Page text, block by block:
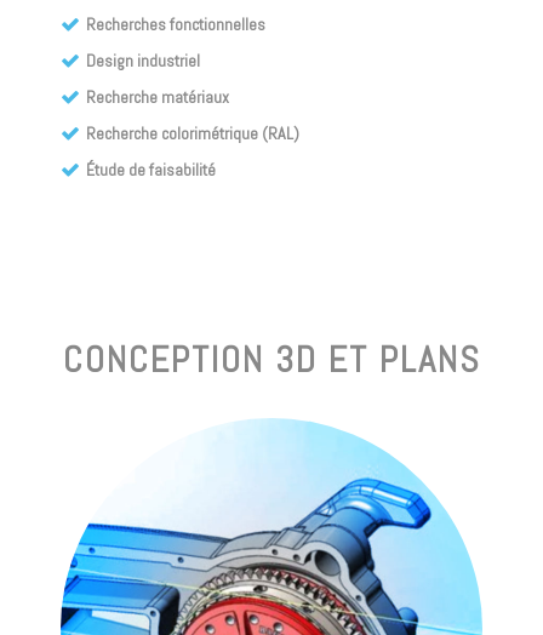
Recherches fonctionnelles
Design industriel
Recherche matériaux
Recherche colorimétrique (RAL)
Étude de faisabilité
CONCEPTION 3D ET PLANS